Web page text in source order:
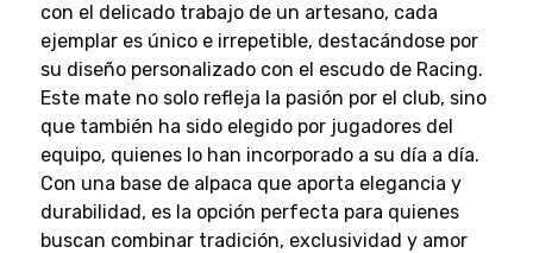
con el delicado trabajo de un artesano, cada
ejemplar es único e irrepetible, destacándose por
su diseño personalizado con el escudo de Racing.
Este mate no solo refleja la pasión por el club, sino
que también ha sido elegido por jugadores del
equipo, quienes lo han incorporado a su día a día.
Con una base de alpaca que aporta elegancia y
durabilidad, es la opción perfecta para quienes
buscan combinar tradición, exclusividad y amor